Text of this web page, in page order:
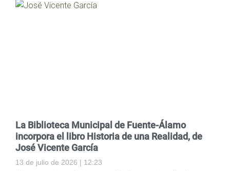
La Biblioteca Municipal de Fuente-Álamo
incorpora el libro Historia de una Realidad, de
José Vicente García
13 de julio de 2026
12:23